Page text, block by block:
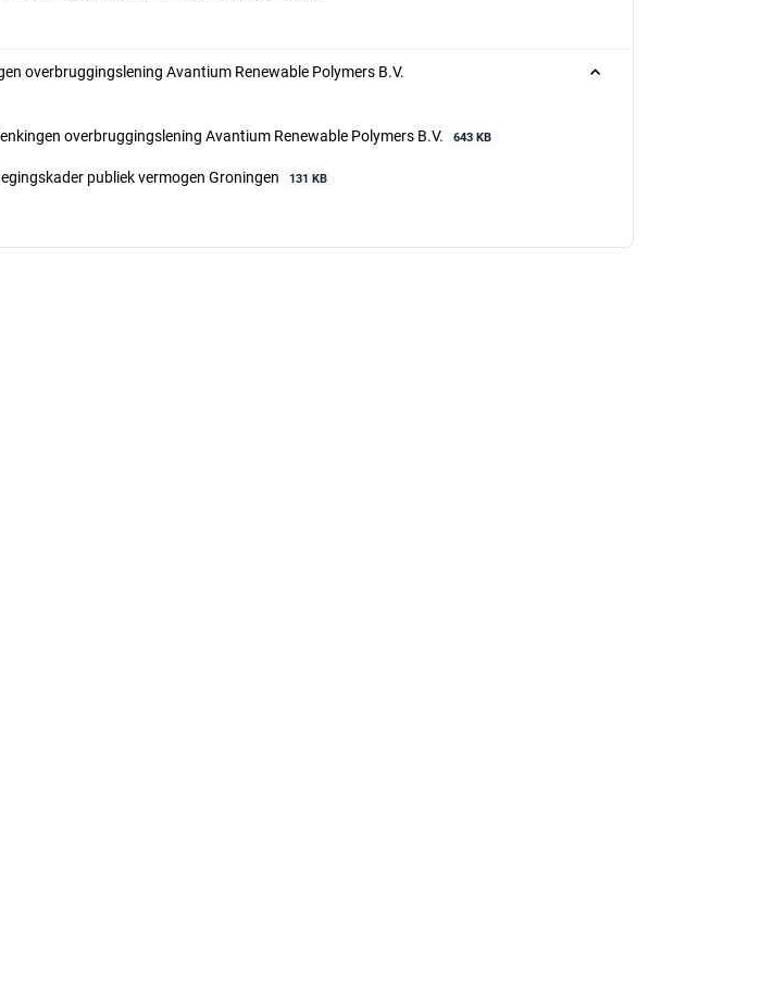
overbruggingslening Avantium Renewable Polymers B.V.
overbruggingslening Avantium Renewable Polymers B.V.
643 KB
publiek vermogen Groningen 131 KB